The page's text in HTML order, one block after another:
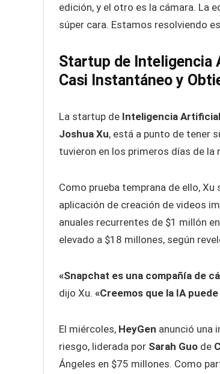
edición, y el otro es la cámara. La
súper cara. Estamos resolviendo
Startup de Inteligencia
Casi Instantáneo y
La startup de Inteligencia
Joshua Xu, está a punto de tener
tuvieron en los primeros días de
Como prueba temprana de ello, Xu
aplicación de creación de videos
anuales recurrentes de $1 millón
elevado a $18 millones, según
«Snapchat es una compañía de
dijo Xu. «Creemos que la IA
El miércoles, HeyGen anunció una
riesgo, liderada por Sarah Guo de
Ángeles en $75 millones. Como